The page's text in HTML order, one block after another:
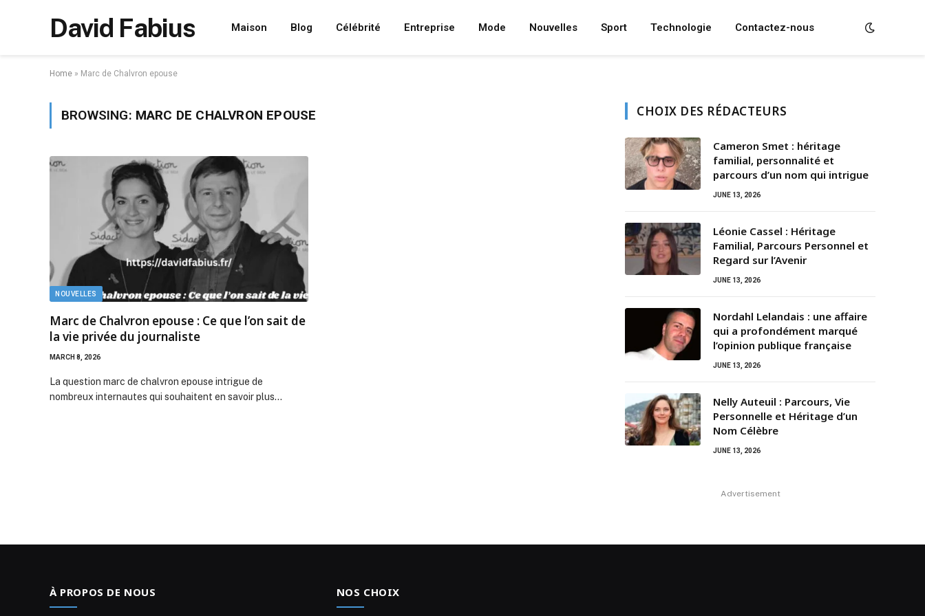
David Fabius Maison Blog Célébrité Entreprise Mode Nouvelles Sport Technologie Contactez-nous
Home » Marc de Chalvron epouse
BROWSING: MARC DE CHALVRON EPOUSE
NOUVELLES
Marc de Chalvron epouse : Ce que l’on sait de
la vie privée du journaliste
MARCH 8, 2026
La question marc de chalvron epouse intrigue de
nombreux internautes qui souhaitent en savoir plus…
CHOIX DES RÉDACTEURS
Cameron Smet : héritage
familial, personnalité et
parcours d’un nom qui intrigue
JUNE 13, 2026
Léonie Cassel : Héritage
Familial, Parcours Personnel et
Regard sur l’Avenir
JUNE 13, 2026
Nordahl Lelandais : une affaire
qui a profondément marqué
l’opinion publique française
JUNE 13, 2026
Nelly Auteuil : Parcours, Vie
Personnelle et Héritage d’un
Nom Célèbre
JUNE 13, 2026
Advertisement
À PROPOS DE NOUS NOS CHOIX